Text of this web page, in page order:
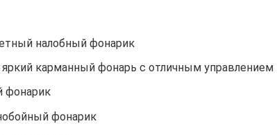
налобный фонарик
карманный фонарь с отличным управлением
фонарик
фонарик